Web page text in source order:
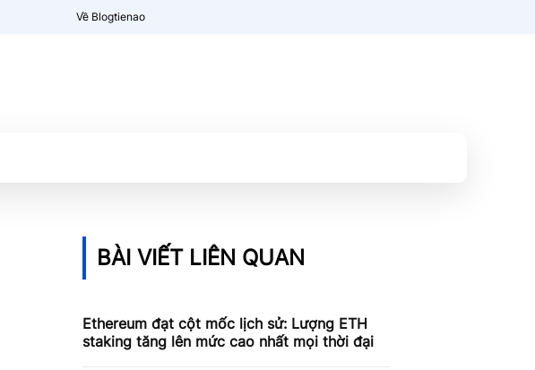
Về Blogtienao
BÀI VIẾT LIÊN QUAN
Ethereum đạt cột mốc lịch sử: Lượng ETH
staking tăng lên mức cao nhất mọi thời đại